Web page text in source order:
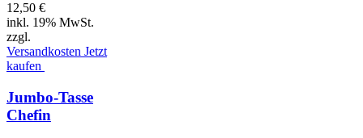
12,50 €
inkl. 19% MwSt.
zzgl.
Versandkosten Jetzt
kaufen
Jumbo-Tasse
Chefin